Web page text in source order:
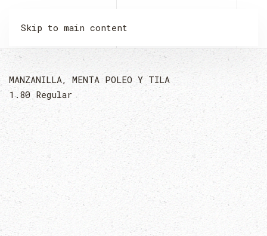
Skip to main content
LA MALQUERIDA
MANZANILLA, MENTA POLEO Y TILA
1.80 Regular